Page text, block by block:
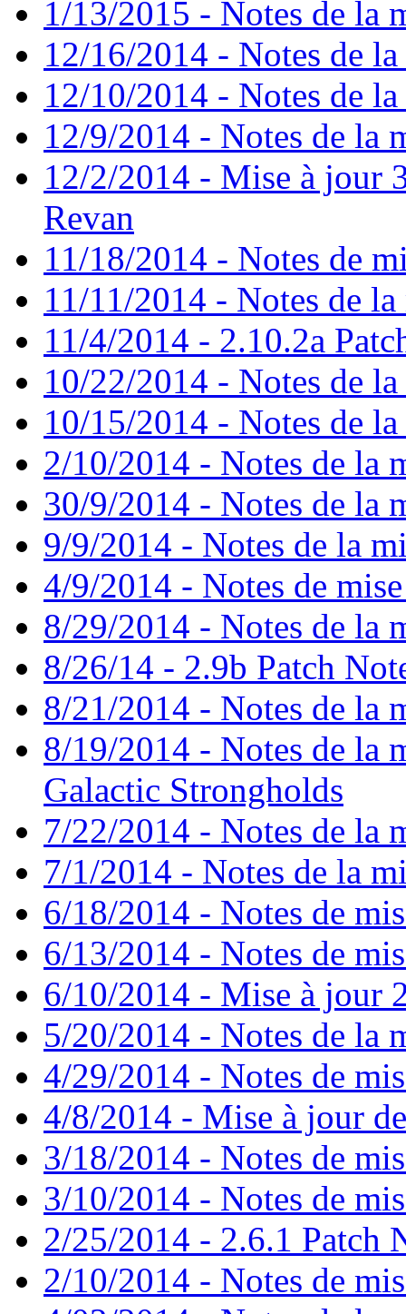
1/13/2015 - Notes de la
12/16/2014 - Notes de
12/10/2014 - Notes de
12/9/2014 - Notes de la
12/2/2014 - Mise à jour
Revan
11/18/2014 - Notes de
11/11/2014 - Notes de
11/4/2014 - 2.10.2a
10/22/2014 - Notes de
10/15/2014 - Notes de
2/10/2014 - Notes de la
30/9/2014 - Notes de la
9/9/2014 - Notes de la
4/9/2014 - Notes de
8/29/2014 - Notes de la
8/26/14 - 2.9b Patch
8/21/2014 - Notes de la
8/19/2014 - Notes de la
Galactic Strongholds
7/22/2014 - Notes de la
7/1/2014 - Notes de la
6/18/2014 - Notes de
6/13/2014 - Notes de
6/10/2014 - Mise à jour
5/20/2014 - Notes de la
4/29/2014 - Notes de
4/8/2014 - Mise à jour
3/18/2014 - Notes de
3/10/2014 - Notes de
2/25/2014 - 2.6.1 Patch
2/10/2014 - Notes de